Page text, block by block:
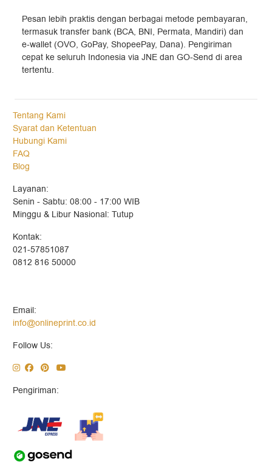
Pesan lebih praktis dengan berbagai metode pembayaran,
termasuk transfer bank (BCA, BNI, Permata, Mandiri) dan
e-wallet (OVO, GoPay, ShopeePay, Dana). Pengiriman
cepat ke seluruh Indonesia via JNE dan GO-Send di area
tertentu.
Tentang Kami
Syarat dan Ketentuan
Hubungi Kami
FAQ
Blog
Layanan:
Senin - Sabtu: 08:00 - 17:00 WIB
Minggu & Libur Nasional: Tutup
Kontak:
021-57851087
0812 816 50000
Email:
info@onlineprint.co.id
Follow Us:
Pengiriman: